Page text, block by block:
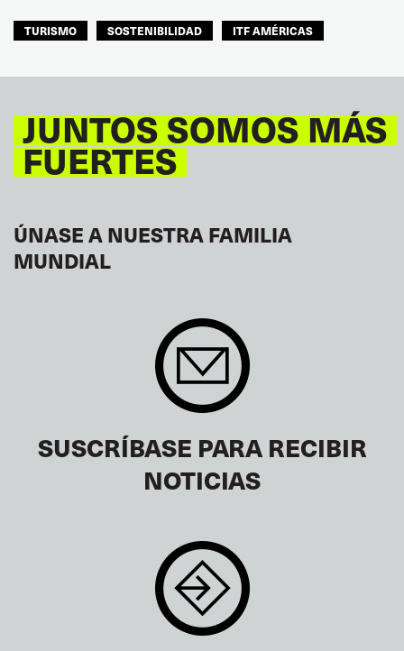
TURISMO SOSTENIBILIDAD ITF AMÉRICAS
JUNTOS SOMOS MÁS
FUERTES
ÚNASE A NUESTRA FAMILIA
MUNDIAL
SUSCRÍBASE PARA RECIBIR
NOTICIAS